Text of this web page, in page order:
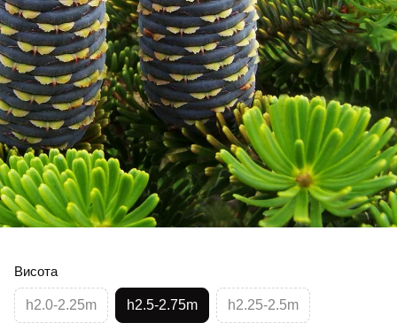
Висота
h2.0-2.25m h2.5-2.75m h2.25-2.5m